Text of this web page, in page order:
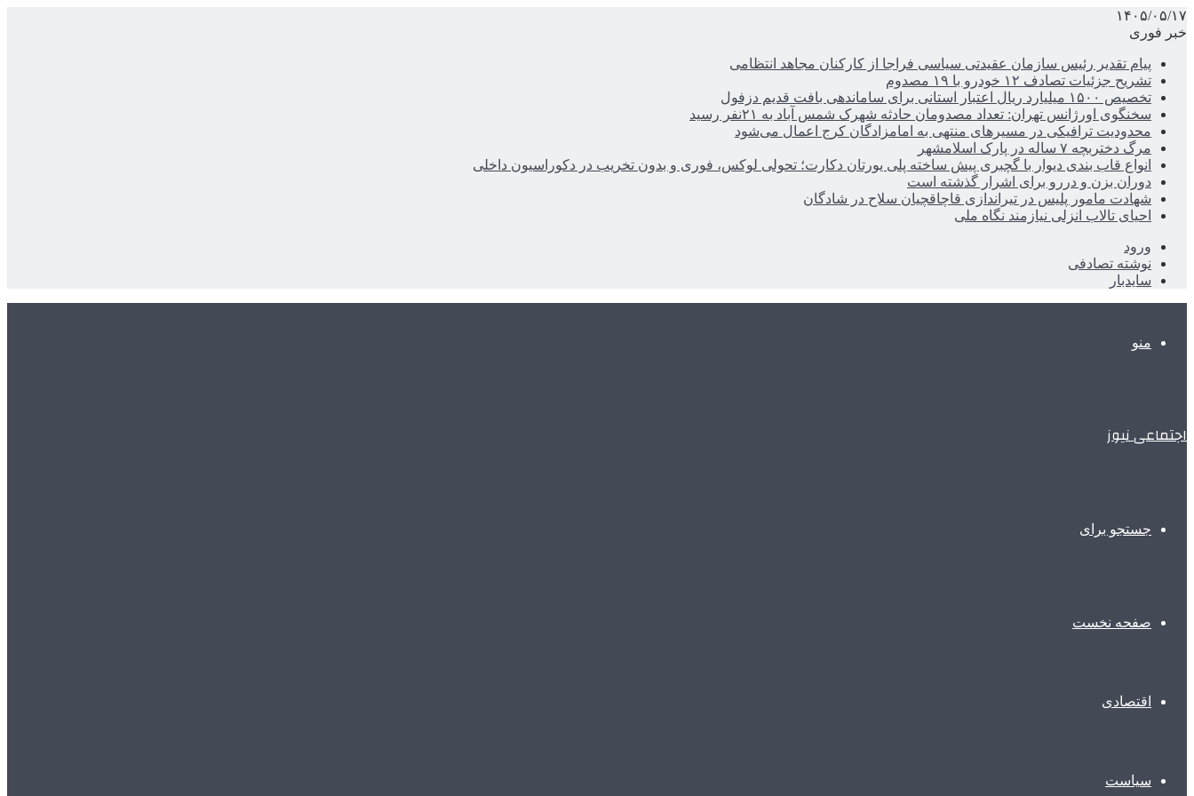
۱۴۰۵/۰۵/۱۷
خبر فوری
پیام تقدیر رئیس سازمان عقیدتی سیاسی فراجا از کارکنان مجاهد انتظامی
تشریح جزئیات تصادف ۱۲ خودرو با ۱۹ مصدوم
تخصیص ۱۵۰۰ میلیارد ریال اعتبار استانی برای ساماندهی بافت قدیم دزفول
سخنگوی اورژانس تهران: تعداد مصدومان حادثه شهرک شمس آباد به ۲۱نفر رسید
محدودیت ترافیکی در مسیرهای منتهی به امامزادگان کرج اعمال می‌شود
مرگ دختربچه ۷ ساله در پارک اسلامشهر
انواع قاب بندی دیوار با گچبری پیش ساخته پلی یورتان دکارت؛ تحولی لوکس، فوری و بدون تخریب در دکوراسیون داخلی
دوران بزن و دررو برای اشرار گذشته است
شهادت مامور پلیس در تیراندازی قاچاقچیان سلاح در شادگان
احیای تالاب انزلی نیازمند نگاه ملی
ورود
نوشته تصادفی
سایدبار
منو
اجتماعی نیوز
جستجو برای
صفحه نخست
اقتصادی
سیاست